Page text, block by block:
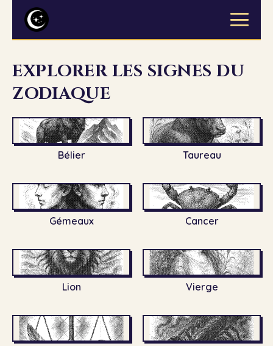
EXPLORER LES SIGNES DU
ZODIAQUE
Bélier Taureau
Gémeaux Cancer
Lion Vierge